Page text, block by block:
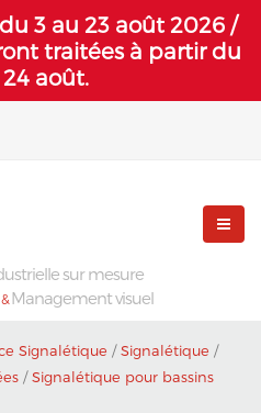
3 au 23 août 2026 /
traitées à partir du
août.
sur mesure
& Management visuel
Signalétique /Signalétique /
/Signalétique pour bassins